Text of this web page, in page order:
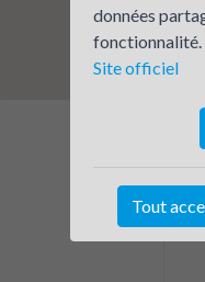
données
fonctionnalité.
Site officiel
Tout